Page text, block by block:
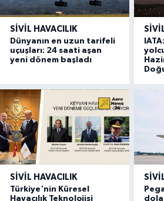
SIVIL HAVACILIK
Dünyanın en uzun tarifeli
uçuşları: 24 saati aşan
yeni dönem başladı
SIVIL HAVACILIK
Türkiye'nin Küresel
Havacılık Teknolojisi